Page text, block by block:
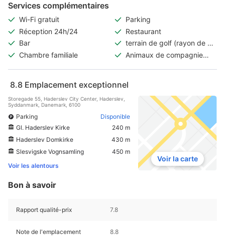
Services complémentaires
Wi-Fi gratuit
Parking
Réception 24h/24
Restaurant
Bar
terrain de golf (rayon de 3
km)
Chambre familiale
Animaux de compagnie
8.8 Emplacement exceptionnel
Storegade 55, Haderslev City Center, Haderslev,
Syddanmark, Danemark, 6100
Parking
Disponible
Gl. Haderslev Kirke
240 m
Haderslev Domkirke
430 m
Slesvigske Vognsamling
450 m
Voir les alentours
Voir la carte
Bon à savoir
Rapport qualité-prix 7.8
Note de l'emplacement 8.8